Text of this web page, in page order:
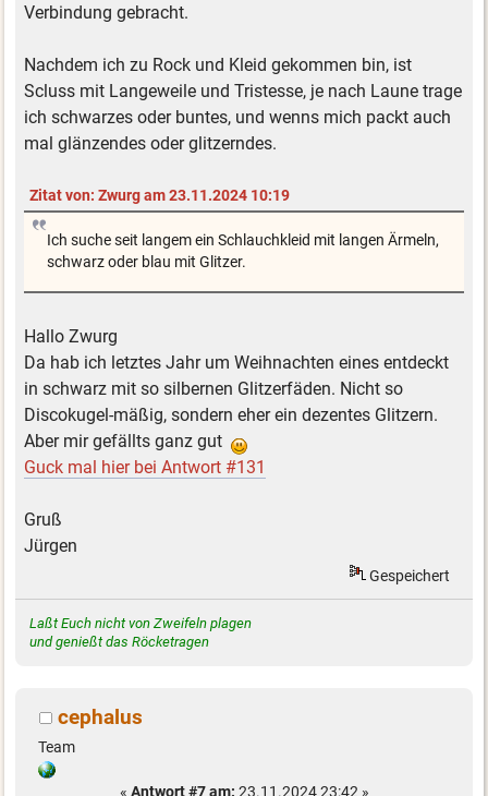
Verbindung gebracht.
Nachdem ich zu Rock und Kleid gekommen bin, ist
Scluss mit Langeweile und Tristesse, je nach Laune trage
ich schwarzes oder buntes, und wenns mich packt auch
mal glänzendes oder glitzerndes.
Zitat von: Zwurg am 23.11.2024 10:19
Ich suche seit langem ein Schlauchkleid mit langen Ärmeln,
schwarz oder blau mit Glitzer.
Hallo Zwurg
Da hab ich letztes Jahr um Weihnachten eines entdeckt
in schwarz mit so silbernen Glitzerfäden. Nicht so
Discokugel-mäßig, sondern eher ein dezentes Glitzern.
Aber mir gefällts ganz gut
Guck mal hier bei Antwort #131
Gruß
Jürgen
Gespeichert
Laßt Euch nicht von Zweifeln plagen
und genießt das Röcketragen
cephalus
Team
« Antwort #7 am: 23.11.2024 23:42 »